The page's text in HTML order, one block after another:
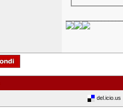
del.icio.us